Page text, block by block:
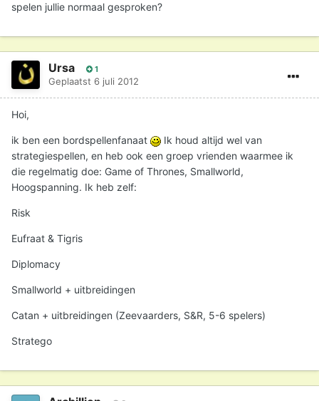
spelen jullie normaal gesproken?
Ursa 1
Geplaatst 6 juli 2012
Hoi,
ik ben een bordspellenfanaat
Ik houd altijd wel van
strategiespellen, en heb ook een groep vrienden waarmee ik
die regelmatig doe: Game of Thrones, Smallworld,
Hoogspanning. Ik heb zelf:
Risk
Eufraat & Tigris
Diplomacy
Smallworld + uitbreidingen
Catan + uitbreidingen (Zeevaarders, S&R, 5-6 spelers)
Stratego